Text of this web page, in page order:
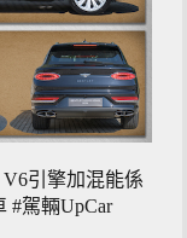
V6引擎加混能係
#駕輛UpCar